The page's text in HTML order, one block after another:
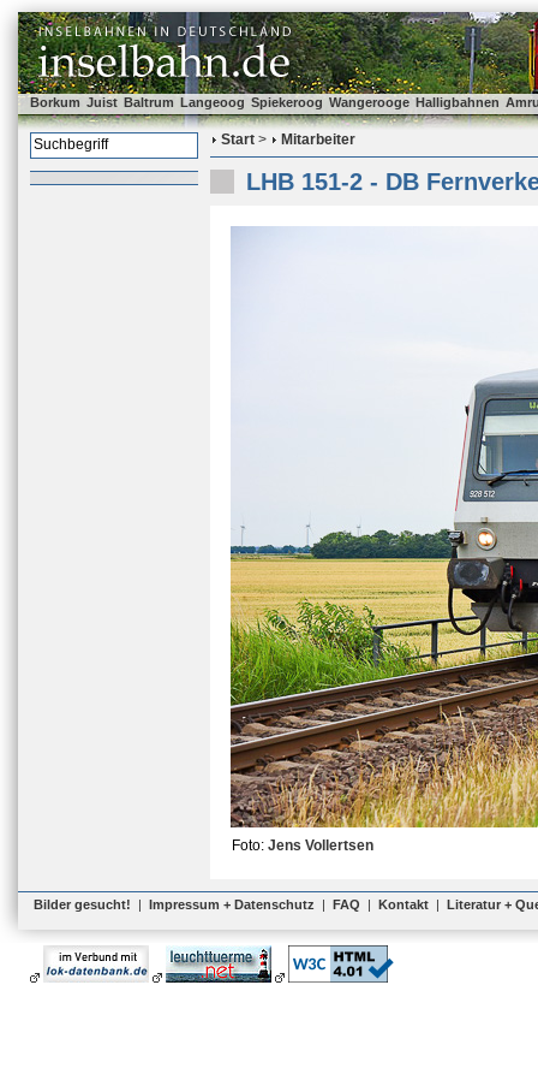
Borkum Juist Baltrum Langeoog Spiekeroog Wangerooge Halligbahnen
Start > Mitarbeiter
LHB 151-2 - DB
Foto: Jens Vollertsen
Bilder gesucht! | Impressum + Datenschutz | FAQ | Kontakt | Literatur +